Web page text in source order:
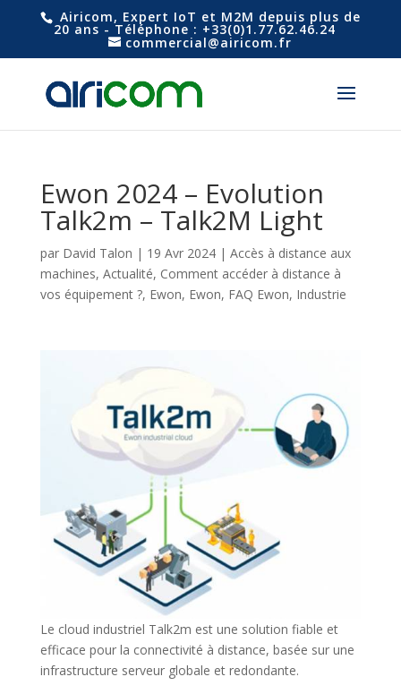
Airicom, Expert IoT et M2M depuis plus de
20 ans - Téléphone : +33(0)1.77.62.46.24
commercial@airicom.fr
Ewon 2024 – Evolution
Talk2m – Talk2M Light
par David Talon | 19 Avr 2024| Accès à distance aux
machines, Actualité, Comment accéder à distance à
vos équipement ?, Ewon, Ewon, FAQ Ewon, Industrie
Le cloud industriel Talk2m est une solution fiable et
efficace pour la connectivité à distance, basée sur une
infrastructure serveur globale et redondante.